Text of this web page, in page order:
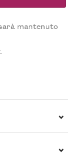
mantenuto